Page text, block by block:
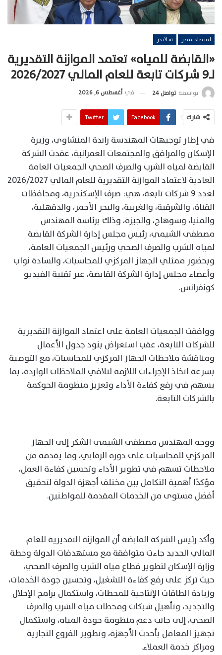
اقتصاد مصر سلايدر
«القابضة للمياه» تعتمد الموازنة التقديرية
لـ9 شركات تابعة للعام المالي 2026/2027
بواسطة تواصل 24 في أغسطس 6, 2026
شارك Facebook
Twitter
في إطار توجيهات المهندسة راندة المنشاوي، وزيرة
الإسكان والمرافق والمجتمعات العمرانية، عقدت الشركة
القابضة لمياه الشرب والصرف الصحي الجمعيات العامة
العادية لاعتماد الموازنة التقديرية للعام المالي 2026/2027
لعدد 9 شركات تابعة، هي: صرف الإسكندرية، ومحافظات
القناة، والشرقية، والغربية، والبحر الأحمر، والدقهلية،
والمنيا، وسوهاج، والجيزة، وذلك برئاسة المهندس
مصطفى الشيمي، رئيس مجلس إدارة الشركة القابضة
لمياه الشرب والصرف الصحي ورئيس الجمعيات العامة،
وبحضور ممثلي الجهاز المركزي للمحاسبات، والسادة نواب
وأعضاء مجلس إدارة الشركة القابضة، عبر تقنية الفيديو
كونفرانس.
ووافقت الجمعيات العامة على اعتماد الموازنة التقديرية
للشركات التابعة، عقب استعراض بنود جدول الأعمال
ومناقشة ملاحظات الجهاز المركزي للمحاسبات، مع التوصية
بسرعة اتخاذ الإجراءات اللازمة لتلافي الملاحظات الواردة، بما
يسهم في رفع كفاءة الأداء وتعزيز منظومة الحوكمة
بالشركات التابعة.
ووجه المهندس مصطفى الشيمي الشكر إلى الجهاز
المركزي للمحاسبات على دوره الرقابي، وما يقدمه من
ملاحظات تسهم في تطوير الأداء وتحسين كفاءة العمل،
مؤكدًا أهمية التكامل بين مختلف أجهزة الدولة لتحقيق
أفضل مستوى من الخدمات المقدمة للمواطنين.
وأكد رئيس الشركة القابضة أن الموازنة التقديرية للعام
المالي الجديد جاءت متوافقة مع مستهدفات الدولة وخطة
وزارة الإسكان لتطوير قطاع مياه الشرب والصرف الصحي،
حيث تركز على رفع كفاءة التشغيل، وتحسين جودة الخدمات،
وزيادة الطاقات الإنتاجية للمحطات، واستكمال برامج الإحلال
والتجديد، وتأهيل شبكات ومحطات مياه الشرب والصرف
الصحي، إلى جانب دعم منظومة جودة المياه، واستكمال
تجهيز المعامل بأحدث الأجهزة، وتطوير الفروع التجارية
ومراكز خدمة العملاء.